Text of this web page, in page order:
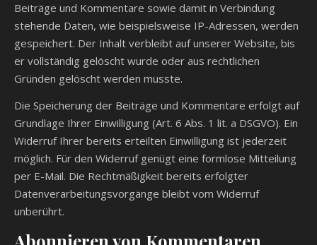
Beiträge und Kommentare sowie damit in Verbindung
stehende Daten, wie beispielsweise IP-Adressen, werden
gespeichert. Der Inhalt verbleibt auf unserer Website, bis
er vollständig gelöscht wurde oder aus rechtlichen
Gründen gelöscht werden musste.
Die Speicherung der Beiträge und Kommentare erfolgt auf
Grundlage Ihrer Einwilligung (Art. 6 Abs. 1 lit. a DSGVO). Ein
Widerruf Ihrer bereits erteilten Einwilligung ist jederzeit
möglich. Für den Widerruf genügt eine formlose Mitteilung
per E-Mail. Die Rechtmäßigkeit bereits erfolgter
Datenverarbeitungsvorgänge bleibt vom Widerruf
unberührt.